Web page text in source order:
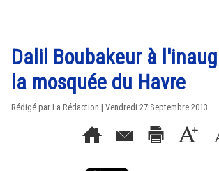
Dalil Boubakeur à
la mosquée du Havre
Rédigé par La Rédaction | Vendredi 27 Septembre 2013